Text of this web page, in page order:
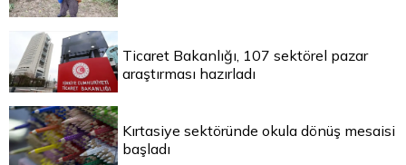
Ticaret Bakanlığı, 107 sektörel pazar
araştırması hazırladı
Kırtasiye sektöründe okula dönüş mesaisi
başladı